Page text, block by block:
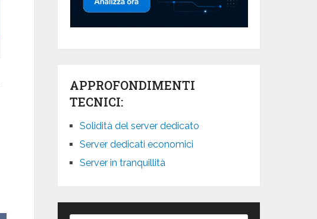
APPROFONDIMENTI
TECNICI:
Solidità del server dedicato
Server dedicati economici
Server in tranquillità